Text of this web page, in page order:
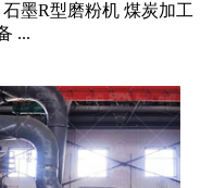
墨R型磨粉机 煤炭加工
...